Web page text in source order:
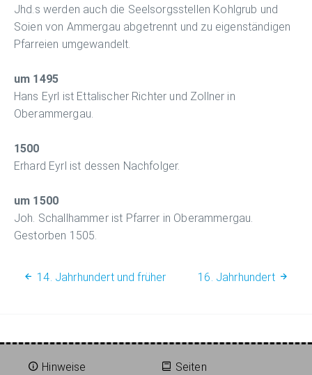
Jhd.s werden auch die Seelsorgsstellen Kohlgrub und
Soien von Ammergau abgetrennt und zu eigenständigen
Pfarreien umgewandelt.
um 1495
Hans Eyrl ist Ettalischer Richter und Zollner in
Oberammergau.
1500
Erhard Eyrl ist dessen Nachfolger.
um 1500
Joh. Schallhammer ist Pfarrer in Oberammergau.
Gestorben 1505.
14. Jahrhundert und früher 16. Jahrhundert
Hinweise
Seiten